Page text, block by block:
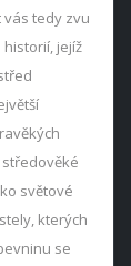
tedy zvu
jejíž
světové
kterých
se